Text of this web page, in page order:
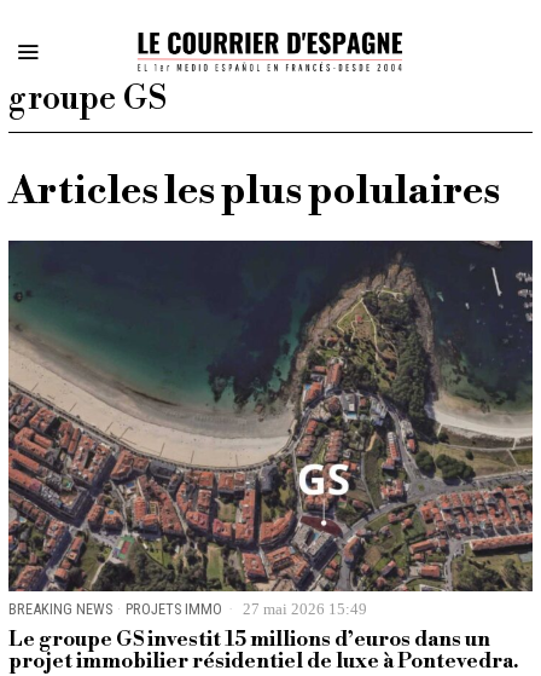
groupe GS
Articles les plus polulaires
BREAKING NEWS · PROJETS IMMO 27 mai 2026 15:49
Le groupe GS investit 15 millions d’euros dans un
projet immobilier résidentiel de luxe à Pontevedra.